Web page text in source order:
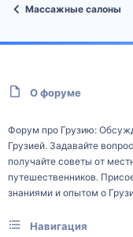
Массажные салоны
О форуме
Форум про Грузию:
Грузией. Задавайте
получайте советы от
путешественников.
знаниями и опытом о
Навигация